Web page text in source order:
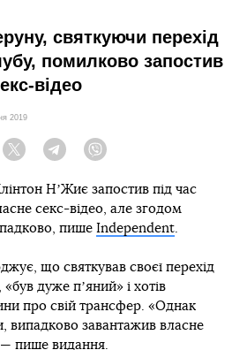
святкуючи перехід
помилково запостив
відео
2019
Twitter Telegram
НʼЖиє запостив під час
секс-відео, але згодом
пише Independent.
що святкував своєї перехід
дуже пʼяний» і хотів
про свій трансфер. «Однак
випадково завантажив власне
— пише видання.